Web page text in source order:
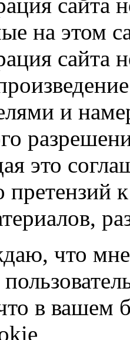
сайта
на этом
сайта
и
это
претензий
что
в вашем